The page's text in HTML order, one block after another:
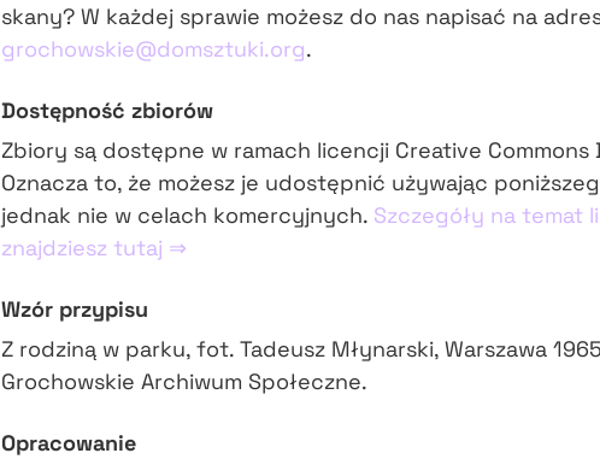
skany? W każdej sprawie możesz do nas napisać na
grochowskie@domsztuki.org.
Dostępność zbiorów
Zbiory są dostępne w ramach licencji Creative Commons
Oznacza to, że możesz je udostępnić używając
jednak nie w celach komercyjnych. Szczegóły na temat
znajdziesz tutaj ⇒
Wzór przypisu
Z rodziną w parku, fot. Tadeusz Młynarski, Warszawa
Grochowskie Archiwum Społeczne.
Opracowanie